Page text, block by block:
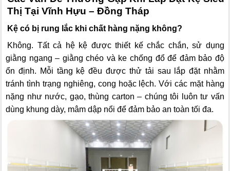
Thị Tại Vĩnh Hựu – Đồng Tháp
Kệ có bị rung lắc khi chất hàng nặng không?
Không. Tất cả hệ kệ được thiết kế chắc chắn, sử dụng
giằng ngang – giằng chéo và ke chống đổ để đảm bảo độ
ổn định. Mỗi tầng kệ đều được thử tải sau lắp đặt nhằm
tránh tình trạng nghiêng, cong hoặc lệch. Với các mặt hàng
nặng như nước, gạo, thùng carton – chúng tôi luôn tư vấn
dùng khung dày, mâm dập nổi để đảm bảo an toàn tối đa.